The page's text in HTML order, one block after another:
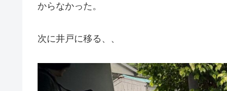
からなかった。
次に井戸に移る、、